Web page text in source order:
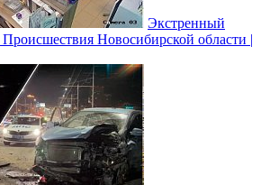
Экстренный
Новосибирской области |